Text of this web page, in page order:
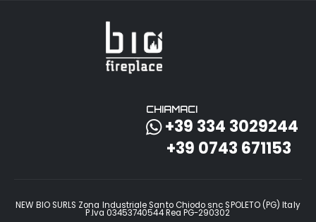
CHIAMACI
+39 334 3029244
+39 0743 671153
NEW BIO SURLS Zona Industriale Santo Chiodo snc SPOLETO (PG) Italy
P.Iva 03453740544 Rea PG-290302